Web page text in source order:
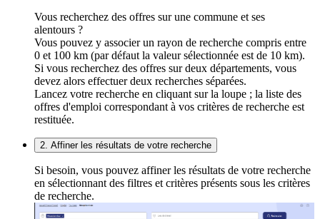
Vous recherchez des offres sur une commune et ses
alentours ?
Vous pouvez y associer un rayon de recherche compris entre
0 et 100 km (par défaut la valeur sélectionnée est de 10 km).
Si vous recherchez des offres sur deux départements, vous
devez alors effectuer deux recherches séparées.
Lancez votre recherche en cliquant sur la loupe ; la liste des
offres d'emploi correspondant à vos critères de recherche est
restituée.
2. Affiner les résultats de votre recherche
Si besoin, vous pouvez affiner les résultats de votre recherche
en sélectionnant des filtres et critères présents sous les critères
de recherche.